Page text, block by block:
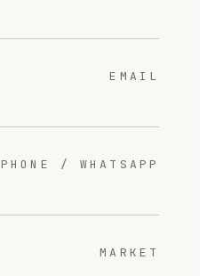
EMAIL
PHONE / WHATSAPP
MARKET